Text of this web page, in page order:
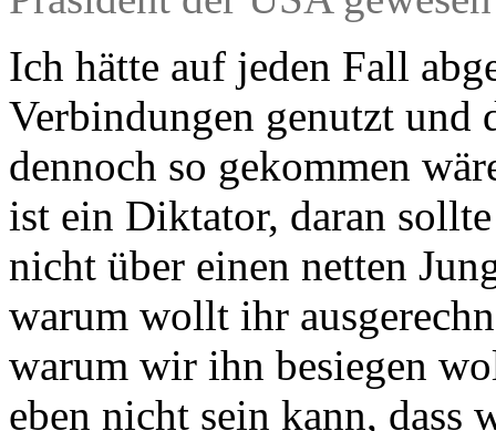
Ich hätte auf jeden Fall
Verbindungen genutzt und
dennoch so gekommen
ist ein Diktator, daran
nicht über einen netten
warum wollt ihr
warum wir ihn besiegen
eben nicht sein kann,